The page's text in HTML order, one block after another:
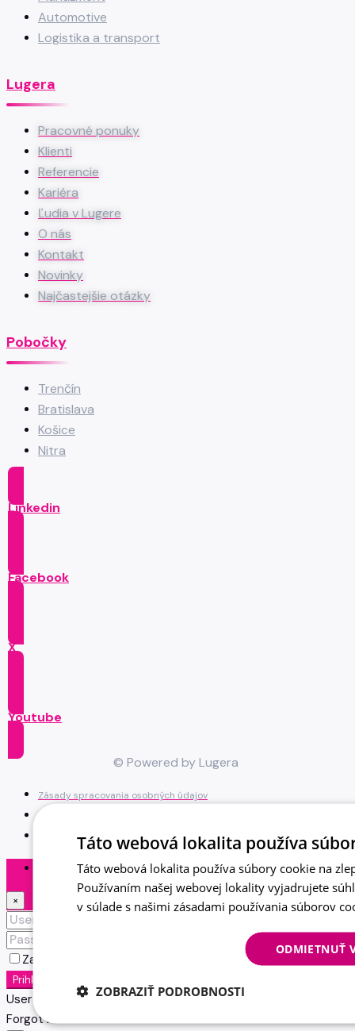
Automotive
Logistika a transport
Lugera
Pracovné ponuky
Klienti
Referencie
Kariéra
Ľudia v Lugere
O nás
Kontakt
Novinky
Najčastejšie otázky
Pobočky
Trenčín
Bratislava
Košice
Nitra
Linkedin
Facebook
X
Youtube
© Powered by Lugera
Zásady spracovania osobných údajov
Zásady používania web stránky
Mapa stránky
Prihlásiť
×
Zapamätať si ma
Prihlásiť
User registration is disabled for demo purpose.
Forgot Password
Táto webová lokalita používa
Táto webová lokalita používa súbory cookie na
Používaním našej webovej lokality vyjadrujete
v súlade s našimi zásadami používania súborov
ODMIETNUŤ
ZOBRAZIŤ PODROBNOSTI